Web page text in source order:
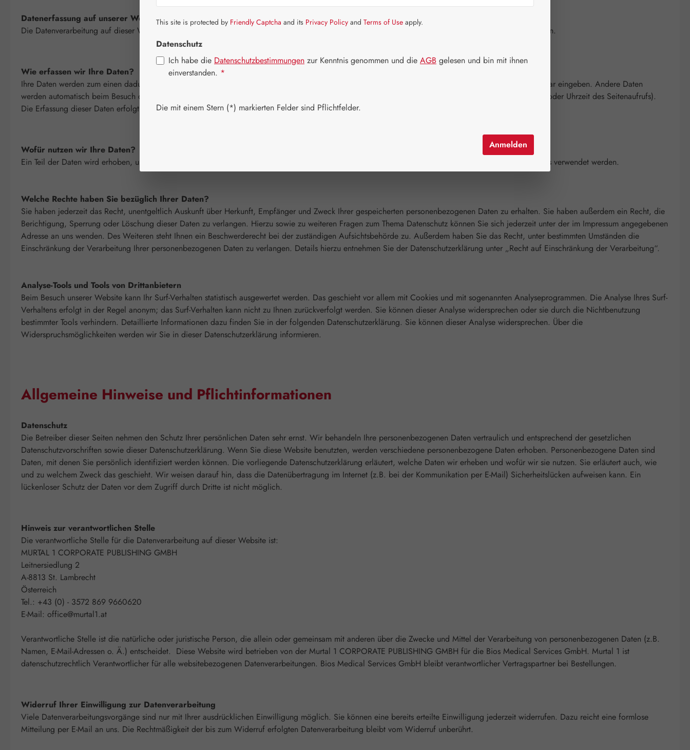
Datenerfassung auf unserer Website
Die Datenverarbeitung auf dieser Website erfolgt durch den Websitebetreiber. Dessen Kontaktdaten können Sie dem Impressum dieser Website entnehmen.
Wie erfassen wir Ihre Daten?
Ihre Daten werden zum einen dadurch erhoben, dass Sie uns diese mitteilen. Hierbei kann es sich z.B. um Daten handeln, die Sie in einem Kontaktformular eingeben. Andere Daten
werden automatisch beim Besuch der Website durch unsere IT-Systeme erfasst. Das sind vor allem technische Daten (z.B. Internetbrowser, Betriebssystem oder Uhrzeit des Seitenaufrufs).
Die Erfassung dieser Daten erfolgt automatisch, sobald Sie unsere Website betreten.
Wofür nutzen wir Ihre Daten?
Ein Teil der Daten wird erhoben, um eine fehlerfreie Bereitstellung der Website zu gewährleisten. Andere Daten können zur Analyse Ihres Nutzerverhaltens verwendet werden.
Welche Rechte haben Sie bezüglich Ihrer Daten?
Sie haben jederzeit das Recht, unentgeltlich Auskunft über Herkunft, Empfänger und Zweck Ihrer gespeicherten personenbezogenen Daten zu erhalten. Sie haben außerdem ein Recht, die
Berichtigung, Sperrung oder Löschung dieser Daten zu verlangen. Hierzu sowie zu weiteren Fragen zum Thema Datenschutz können Sie sich jederzeit unter der im Impressum angegebenen
Adresse an uns wenden. Des Weiteren steht Ihnen ein Beschwerderecht bei der zuständigen Aufsichtsbehörde zu. Außerdem haben Sie das Recht, unter bestimmten Umständen die
Einschränkung der Verarbeitung Ihrer personenbezogenen Daten zu verlangen. Details hierzu entnehmen Sie der Datenschutzerklärung unter „Recht auf Einschränkung der Verarbeitung“.
Analyse-Tools und Tools von Drittanbietern
Beim Besuch unserer Website kann Ihr Surf-Verhalten statistisch ausgewertet werden. Das geschieht vor allem mit Cookies und mit sogenannten Analyseprogrammen. Die Analyse Ihres Surf-
Verhaltens erfolgt in der Regel anonym; das Surf-Verhalten kann nicht zu Ihnen zurückverfolgt werden. Sie können dieser Analyse widersprechen oder sie durch die Nichtbenutzung
bestimmter Tools verhindern. Detaillierte Informationen dazu finden Sie in der folgenden Datenschutzerklärung. Sie können dieser Analyse widersprechen. Über die
Widerspruchsmöglichkeiten werden wir Sie in dieser Datenschutzerklärung informieren.
Allgemeine Hinweise und Pflichtinformationen
Datenschutz
Die Betreiber dieser Seiten nehmen den Schutz Ihrer persönlichen Daten sehr ernst. Wir behandeln Ihre personenbezogenen Daten vertraulich und entsprechend der gesetzlichen
Datenschutzvorschriften sowie dieser Datenschutzerklärung. Wenn Sie diese Website benutzten, werden verschiedene personenbezogene Daten erhoben. Personenbezogene Daten sind
Daten, mit denen Sie persönlich identifiziert werden können. Die vorliegende Datenschutzerklärung erläutert, welche Daten wir erheben und wofür wir sie nutzen. Sie erläutert auch, wie
und zu welchem Zweck das geschieht. Wir weisen darauf hin, dass die Datenübertragung im Internet (z.B. bei der Kommunikation per E-Mail) Sicherheitslücken aufweisen kann. Ein
lückenloser Schutz der Daten vor dem Zugriff durch Dritte ist nicht möglich.
Hinweis zur verantwortlichen Stelle
Die verantwortliche Stelle für die Datenverarbeitung auf dieser Website ist:
MURTAL 1 CORPORATE PUBLISHING GMBH
Leitnersiedlung 2
A-8813 St. Lambrecht
Österreich
Tel.: +43 (0) - 3572 869 9660620
E-Mail: office@murtal1.at
Verantwortliche Stelle ist die natürliche oder juristische Person, die allein oder gemeinsam mit anderen über die Zwecke und Mittel der Verarbeitung von personenbezogenen Daten (z.B.
Namen, E-Mail-Adressen o. Ä.) entscheidet. Diese Website wird betrieben von der Murtal 1 CORPORATE PUBLISHING GMBH für die Bios Medical Services GmbH. Murtal 1 ist
datenschutzrechtlich Verantwortlicher für alle websitebezogenen Datenverarbeitungen. Bios Medical Services GmbH bleibt verantwortlicher Vertragspartner bei Bestellungen.
Widerruf Ihrer Einwilligung zur Datenverarbeitung
Viele Datenverarbeitungsvorgänge sind nur mit Ihrer ausdrücklichen Einwilligung möglich. Sie können eine bereits erteilte Einwilligung jederzeit widerrufen. Dazu reicht eine formlose
Mitteilung per E-Mail an uns. Die Rechtmäßigkeit der bis zum Widerruf erfolgten Datenverarbeitung bleibt vom Widerruf unberührt.
This site is protected by Friendly Captcha and its Privacy Policy and Terms of Use apply.
Datenschutz
Ich habe die Datenschutzbestimmungen zur Kenntnis genommen und die AGB gelesen und bin mit ihnen
einverstanden. *
Die mit einem Stern (*) markierten Felder sind Pflichtfelder.
Anmelden